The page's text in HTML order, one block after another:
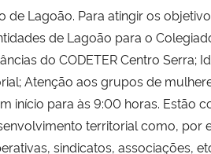
Lagoão. Para atingir os
de Lagoão para o
do CODETER Centro Serra;
Atenção aos grupos de
início para às 9:00 horas. Estão
territorial como, por
sindicatos, associações,